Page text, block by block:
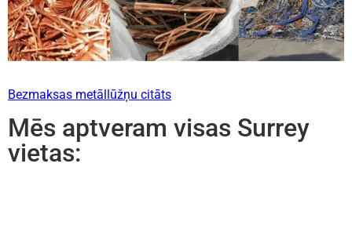
Bezmaksas metāllūžņu citāts
Mēs aptveram visas Surrey
vietas: